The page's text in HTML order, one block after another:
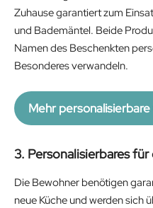
Zuhause garantiert zum
und Bademäntel. Beide
Namen des Beschenkten
Besonderes verwandeln.
Mehr
3. Personalisierbares für
Die Bewohner benötigen
neue Küche und werden sich